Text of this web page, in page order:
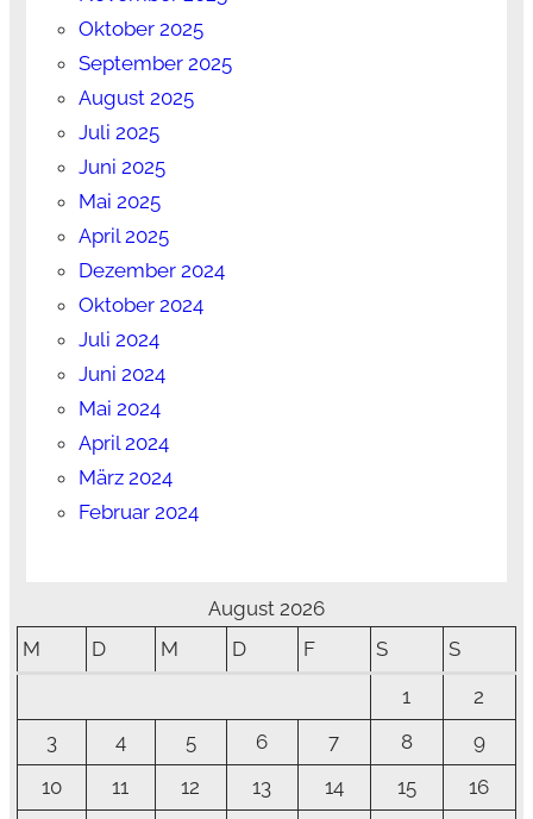
Oktober 2025
September 2025
August 2025
Juli 2025
Juni 2025
Mai 2025
April 2025
Dezember 2024
Oktober 2024
Juli 2024
Juni 2024
Mai 2024
April 2024
März 2024
Februar 2024
August 2026
M
D M D F S
S
1
2
3
4 5 6 7 8
9
10
11 12 13 14 15
16